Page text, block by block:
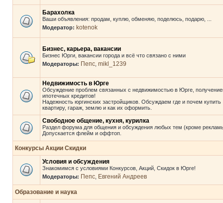
Барахолка
Ваши объявления: продам, куплю, обменяю, поделюсь, подарю, ...
Модератор: kotenok
Бизнес, карьера, вакансии
Бизнес Юрги, вакансии города и всё что связано с ними
Модераторы: Пепс mikl_1239
Недвижимость в Юрге
Обсуждение проблем связанных с недвижимостью в Юрге,
ипотечных кредитов!
Надежность юргинских застройщиков. Обсуждаем где и почем купить
квартиру, гараж, землю и как их оформить.
Свободное общение, кухня, курилка
Раздел форума для общения и обсуждения любых тем (кроме
Допускается флейм и оффтоп.
Конкурсы Акции Скидки
Условия и обсуждения
Знакомимся с условиями Конкурсов, Акций, Скидок в Юрге!
Модераторы: Пепс Евгений Андреев
Образование и наука